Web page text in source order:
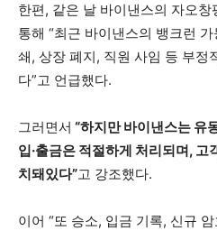
한편, 같은 날 바이낸스의 자오
통해 “최근 바이낸스의 뱅크런
쇄, 상장 폐지, 직원 사임 등 부정
다”고 언급했다.
그러면서 “하지만 바이낸스는 유
입·출금은 적절하게 처리되며,
치돼있다”고 강조했다.
이어 “또 승소, 입금 기록, 신규